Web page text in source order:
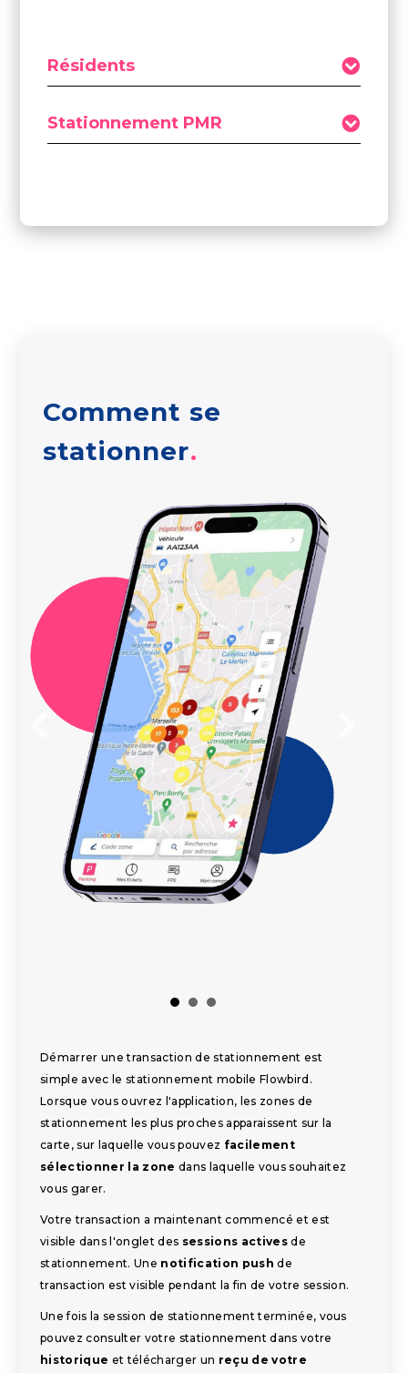
Résidents
Stationnement PMR
Comment se
stationner
Démarrer une transaction de stationnement est
simple avec le stationnement mobile Flowbird.
Lorsque vous ouvrez l'application, les zones de
stationnement les plus proches apparaissent sur la
carte, sur laquelle vous pouvez facilement
sélectionner la zone dans laquelle vous souhaitez
vous garer.
Votre transaction a maintenant commencé et est
visible dans l'onglet des sessions activesde
stationnement. Une notification push de
transaction est visible pendant la fin de votre session.
Une fois la session de stationnement terminée, vous
pouvez consulter votre stationnement dans votre
historique et télécharger un reçu de votre